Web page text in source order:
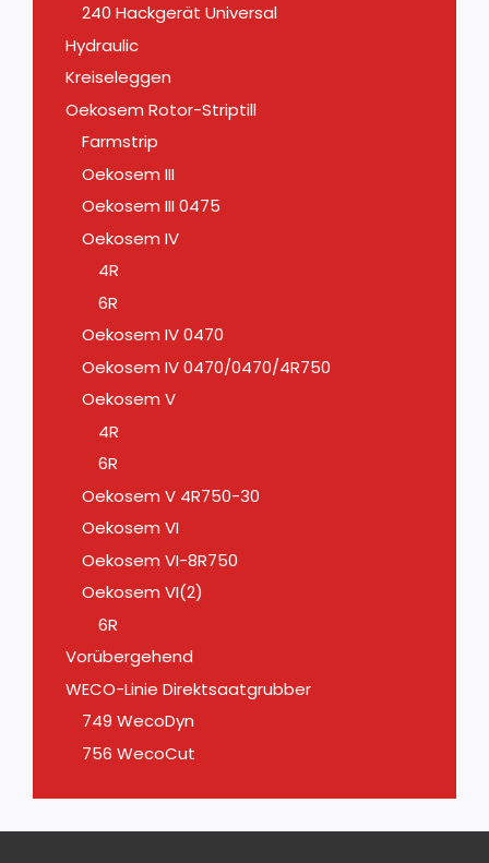
240 Hackgerät Universal
Hydraulic
Kreiseleggen
Oekosem Rotor-Striptill
Farmstrip
Oekosem III
Oekosem III 0475
Oekosem IV
4R
6R
Oekosem IV 0470
Oekosem IV 0470/0470/4R750
Oekosem V
4R
6R
Oekosem V 4R750-30
Oekosem VI
Oekosem VI-8R750
Oekosem VI(2)
6R
Vorübergehend
WECO-Linie Direktsaatgrubber
749 WecoDyn
756 WecoCut